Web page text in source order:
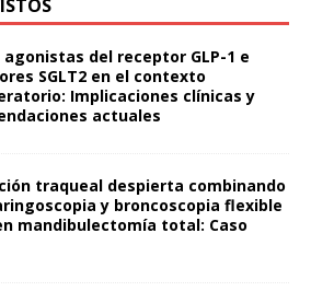
agonistas del receptor GLP-1 e
SGLT2 en el contexto
Implicaciones clínicas y
actuales
traqueal despierta combinando
y broncoscopia flexible
mandibulectomía total: Caso